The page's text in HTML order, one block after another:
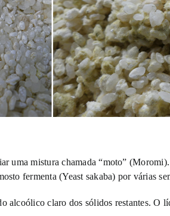
uma mistura chamada “moto”
fermenta (Yeast sakaba) por várias
alcoólico claro dos sólidos restantes. O